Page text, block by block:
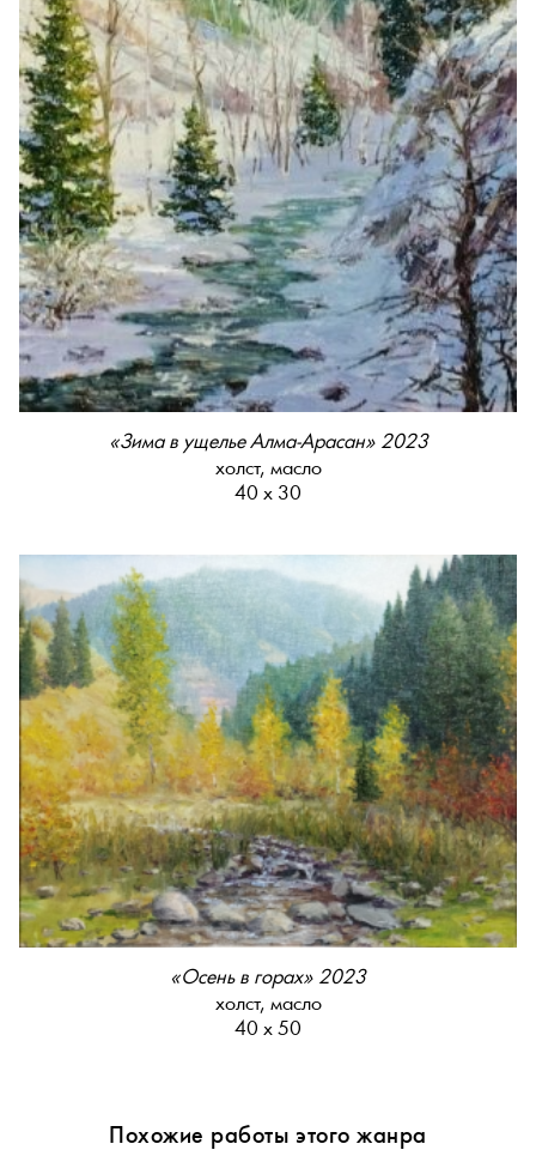
«Зима в ущелье Алма-Арасан» 2023
холст, масло
40 х 30
«Осень в горах» 2023
холст, масло
40 х 50
Похожие работы этого жанра